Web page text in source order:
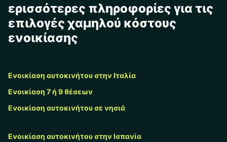
ερισσότερες πληροφορίες για τις
επιλογές χαμηλού κόστους
ενοικίασης
Ενοικίαση αυτοκινήτου στην Ιταλία
Ενοικίαση 7 ή 9 θέσεων
Ενοικίαση αυτοκινήτου σε νησιά
Ενοικίαση αυτοκινήτου στην Ισπανία